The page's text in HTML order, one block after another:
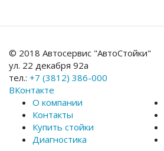
© 2018 Автосервис "АвтоСтойки"
ул. 22 декабря 92а
тел.: +7 (3812) 386-000
ВКонтакте
О компании
Контакты
Купить стойки
Диагностика